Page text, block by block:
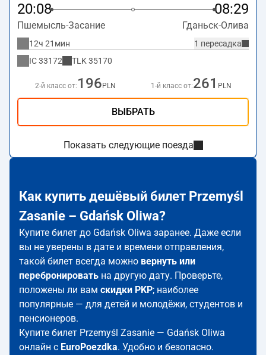
20:08 08:29
Пшемысль-Засание Гданьск-Олива
1 пересадка
12ч 21мин
IC33172 TLK 35170
2-й класс от: 196 PLN 1-й класс от:261 PLN
ВЫБРАТЬ
Показать следующие поезда
Как купить дешёвый билет Przemyśl
Zasanie – Gdańsk Oliwa?
Купите билет до Gdańsk Oliwa заранее. Даже если
вы не уверены в дате и времени отправления,
такой билет всегда можно вернуть или
перебронировать на другую дату. Проверьте,
положены ли вам скидки PKP; наиболее
популярные — для детей и молодёжи, студентов и
пенсионеров.
Купите билет Przemyśl Zasanie — Gdańsk Oliwa
онлайн с EuroPoezdka. Удобно и безопасно.